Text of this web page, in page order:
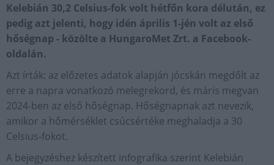
Kelebián 30,2 Celsius-fok volt hétfőn kora délután, ez
pedig azt jelenti, hogy idén április 1-jén volt az első
hőségnap - közölte a HungaroMet Zrt. a Facebook-
oldalán.
Azt írták: az előzetes adatok alapján jócskán megdőlt az
erre a napra vonatkozó melegrekord, és máris megvan
2024-ben az első hőségnap. Hőségnapnak azt nevezik,
amikor a hőmérséklet csúcsértéke meghaladja a 30
Celsius-fokot.
A bejegyzéshez készített infografika szerint Kelebián